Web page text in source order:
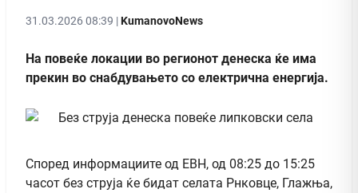
31.03.2026 08:39 |KumanovoNews
На повеќе локации во регионот денеска ќе има
прекин во снабдувањето со електрична енергија.
Според информациите од ЕВН, од 08:25 до 15:25
часот без струја ќе бидат селата Рнковце, Глажња,